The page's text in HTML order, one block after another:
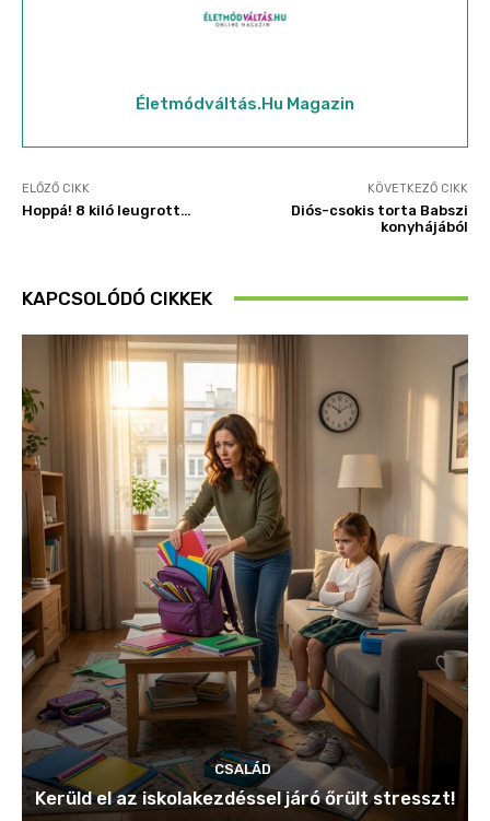
Életmódváltás.hu Magazin
ELŐZŐ CIKK
Hoppá! 8 kiló leugrott…
KÖVETKEZŐ CIKK
Diós-csokis torta Babszi
konyhájából
KAPCSOLÓDÓ CIKKEK
CSALÁD
Kerüld el az iskolakezdéssel járó őrült stresszt!